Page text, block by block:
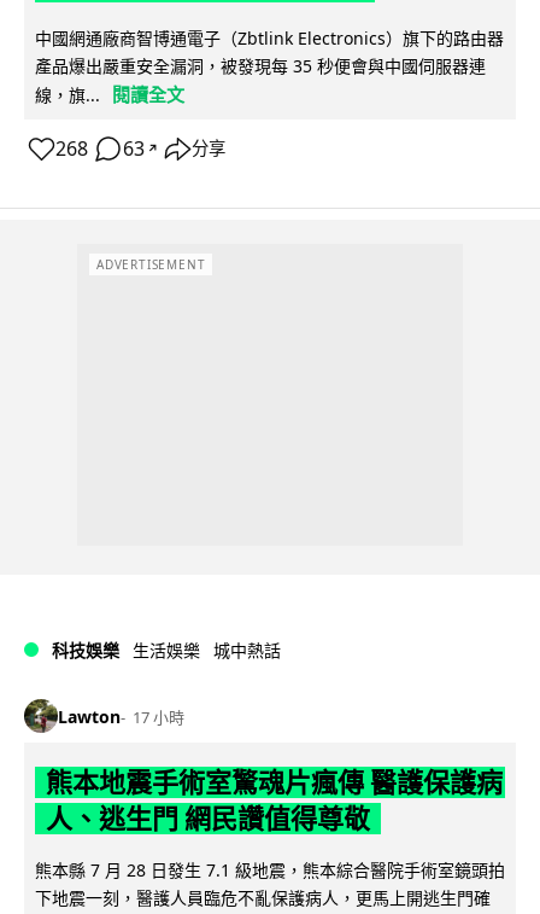
中國網通廠商智博通電子（Zbtlink Electronics）旗下的路由器
產品爆出嚴重安全漏洞，被發現每 35 秒便會與中國伺服器連
線，旗...
閱讀全文
268 63 ↗ 分享
ADVERTISEMENT
科技娛樂 生活娛樂 城中熱話
Lawton 17 小時
熊本地震手術室驚魂片瘋傳 醫護保護病
人、逃生門 網民讚值得尊敬
熊本縣 7 月 28 日發生 7.1 級地震，熊本綜合醫院手術室鏡頭拍
下地震一刻，醫護人員臨危不亂保護病人，更馬上開逃生門確